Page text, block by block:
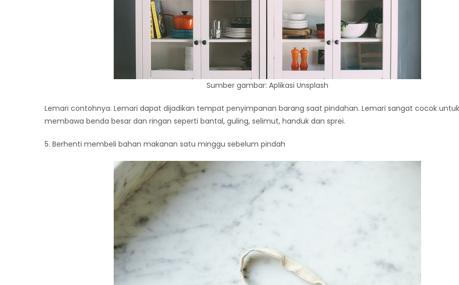
Sumber gambar: Aplikasi Unsplash
Lemari contohnya. Lemari dapat dijadikan tempat penyimpanan barang saat pindahan. Lemari sangat cocok untuk
membawa benda besar dan ringan seperti bantal, guling, selimut, handuk dan sprei.
5. Berhenti membeli bahan makanan satu minggu sebelum pindah